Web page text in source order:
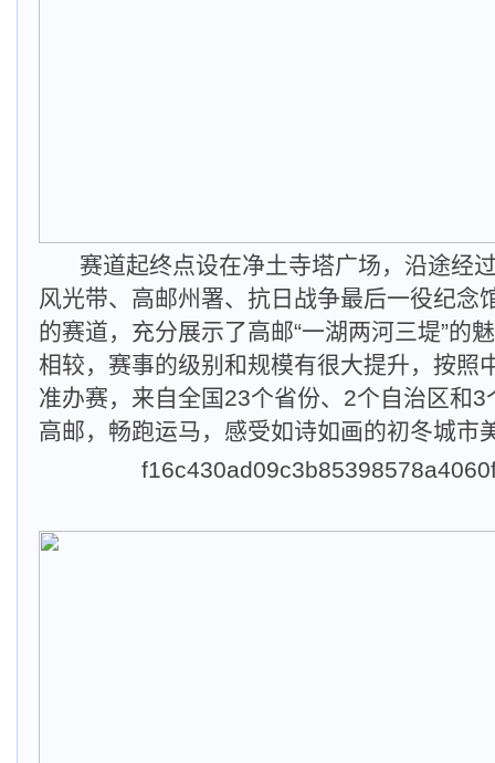
赛道起终点设在净土寺塔广场，沿途经
风光带、高邮州署、抗日战争最后一役纪念
的赛道，充分展示了高邮“一湖两河三堤”的
相较，赛事的级别和规模有很大提升，按照
准办赛，来自全国23个省份、2个自治区和
高邮，畅跑运马，感受如诗如画的初冬城市